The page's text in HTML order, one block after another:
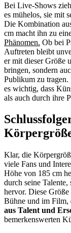
Bei Live-Shows
es mühelos, sie mit
Die Kombination
cm macht ihn zu
Phänomen. Ob bei
Auftreten bleibt
er mit dieser Größe
bringen, sondern
Publikum zu
es wichtig, dass
als auch durch ihre
Klar, die
viele Fans und
Höhe von 185 cm
durch seine Talente,
hervor. Diese
Bühne und im Film,
aus Talent und
bemerkenswerten